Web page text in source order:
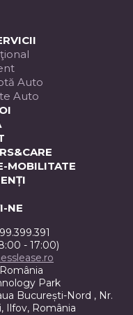
Auto
Auto
MOBILITATE
NE
- 17:00)
Park
București-Nord , Nr.
Ilfov, România